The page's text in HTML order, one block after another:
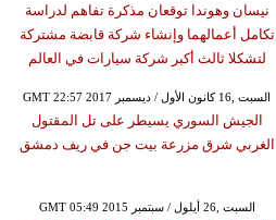
نيسان وهوندا توقعان مذكرة تفاهم لدراسة
تكامل أعمالهما وإنشاء شركة قابضة مشتركة
لتشكلا ثالث أكبر شركة سيارات في العالم
GMT 22:57 2017 السبت ,16 كانون الأول / ديسمبر
الجيش السوري يسيطر على تل المقتول
الغربي شرق مزرعة بيت جن في ريف دمشق
GMT 05:49 2015 السبت ,26 أيلول / سبتمبر